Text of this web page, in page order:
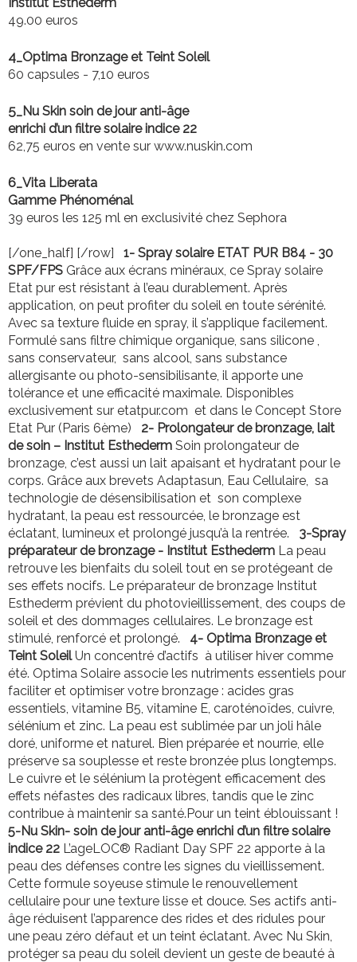
49.00 euros
4_ Optima Bronzage et Teint Soleil
60 capsules - 7,10 euros
5_ Nu Skin soin de jour anti-âge
enrichi d’un filtre solaire indice 22
62,75 euros en vente sur www.nuskin.com
6_ Vita Liberata
Gamme Phénoménal
39 euros les 125 ml en exclusivité chez Sephora
[/one_half] [/row] 1- Spray solaire ETAT PUR B84 - 30
SPF/FPS Grâce aux écrans minéraux, ce Spray solaire
Etat pur est résistant à l’eau durablement. Après
application, on peut profiter du soleil en toute sérénité.
Avec sa texture fluide en spray, il s’applique facilement.
Formulé sans filtre chimique organique, sans silicone ,
sans conservateur, sans alcool, sans substance
allergisante ou photo-sensibilisante, il apporte une
tolérance et une efficacité maximale. Disponibles
exclusivement sur etatpur.com et dans le Concept Store
Etat Pur (Paris 6ème) 2- Prolongateur de bronzage, lait
de soin – Institut Esthederm Soin prolongateur de
bronzage, c’est aussi un lait apaisant et hydratant pour le
corps. Grâce aux brevets Adaptasun, Eau Cellulaire, sa
technologie de désensibilisation et son complexe
hydratant, la peau est ressourcée, le bronzage est
éclatant, lumineux et prolongé jusqu’à la rentrée. 3-Spray
préparateur de bronzage - Institut Esthederm La peau
retrouve les bienfaits du soleil tout en se protégeant de
ses effets nocifs. Le préparateur de bronzage Institut
Esthederm prévient du photovieillissement, des coups de
soleil et des dommages cellulaires. Le bronzage est
stimulé, renforcé et prolongé. 4- Optima Bronzage et
Teint SoleilUn concentré d’actifs à utiliser hiver comme
été. Optima Solaire associe les nutriments essentiels pour
faciliter et optimiser votre bronzage : acides gras
essentiels, vitamine B5, vitamine E, caroténoïdes, cuivre,
sélénium et zinc. La peau est sublimée par un joli hâle
doré, uniforme et naturel. Bien préparée et nourrie, elle
préserve sa souplesse et reste bronzée plus longtemps.
Le cuivre et le sélénium la protègent efficacement des
effets néfastes des radicaux libres, tandis que le zinc
contribue à maintenir sa santé.Pour un teint éblouissant !
5-Nu Skin- soin de jour anti-âge enrichi d’un filtre solaire
indice 22 L’ageLOC® Radiant Day SPF 22 apporte à la
peau des défenses contre les signes du vieillissement.
Cette formule soyeuse stimule le renouvellement
cellulaire pour une texture lisse et douce. Ses actifs anti-
âge réduisent l’apparence des rides et des ridules pour
une peau zéro défaut et un teint éclatant. Avec Nu Skin,
protéger sa peau du soleil devient un geste de beauté à